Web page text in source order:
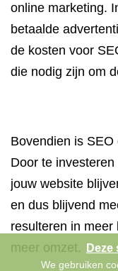
online marketing.
betaalde
de kosten voor
die nodig zijn om
Bovendien is
Door te
jouw website
en dus blijvend
resulteren in
meer omzet.
We gebruiken